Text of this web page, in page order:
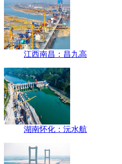
江西南昌：昌九高
湖南怀化：沅水航